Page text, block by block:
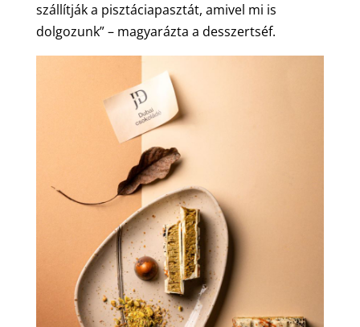
szállítják a pisztáciapasztát, amivel mi is
dolgozunk” – magyarázta a desszertséf.